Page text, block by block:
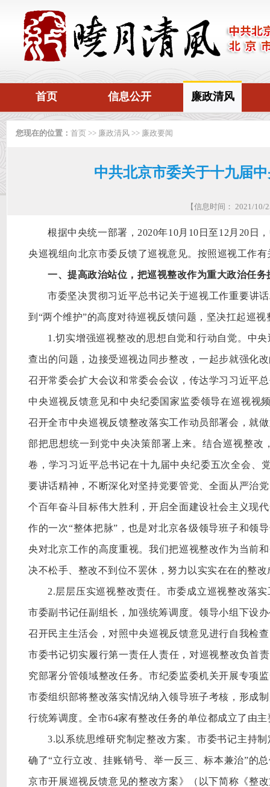
首页 信息公开 廉政清风
您现在的位置： 首页 >> 廉政清风 >> 廉政要闻
中共北京市委关于十九届
【信息时间： 2021/
根据中央统一部署， 2020年10月10日至12月20日
央巡视组向北京市委反馈了巡视意见。按照巡视工作
一、提高政治站位，把巡视整改作为重大政治任务
市委坚决贯彻习近平总书记关于巡视工作重要讲
到“两个维护”的高度对待巡视反馈问题，坚决扛起巡
1.切实增强巡视整改的思想自觉和行动自觉。中
查出的问题，边接受巡视边同步整改，一起步就强化
召开常委会扩大会议和常委会会议，传达学习习近平
中央巡视反馈意见和中央纪委国家监委领导在巡视视
召开全市中央巡视反馈整改落实工作动员部署会，就
部把思想统一到党中央决策部署上来。结合巡视整
卷，学习习近平总书记在十九届中央纪委五次全会、
要讲话精神，不断深化对坚持党要管党、全面从严治
个百年奋斗目标伟大胜利，开启全面建设社会主义现
作的一次“整体把脉”，也是对北京各级领导班子和领
央对北京工作的高度重视。我们把巡视整改作为当前
决不松手、整改不到位不罢休，努力以实实在在的整
2.层层压实巡视整改责任。市委成立巡视整改落
市委副书记任副组长，加强统筹调度。领导小组下设
召开民主生活会，对照中央巡视反馈意见进行自我检
市委书记切实履行第一责任人责任，对巡视整改负首
究部署分管领域整改任务。市纪委监委机关开展专项
市委组织部将整改落实情况纳入领导班子考核，形成
行统筹调度。全市64家有整改任务的单位都成立了由
3.以系统思维研究制定整改方案。市委书记主持
确了“立行立改、挂账销号、举一反三、标本兼治”的
京市开展巡视反馈意见的整改方案》（以下简称《整